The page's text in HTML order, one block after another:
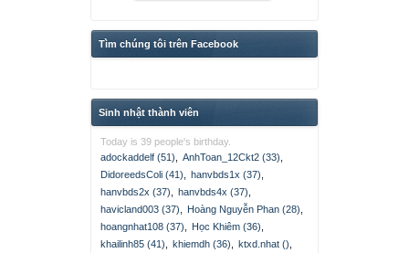
Tìm chúng tôi trên Facebook
Sinh nhật thành viên
Today is 39 people's birthday.
adockaddelf (51)
AnhToan_12Ckt2 (33)
DidoreedsColi (41)
hanvbds1x (37)
hanvbds2x (37)
hanvbds4x (37)
havicland003 (37)
Hoàng Nguyễn Phan (28)
hoangnhat108 (37)
Học Khiêm (36)
khailinh85 (41)
khiemdh (36) ktxd.nhat ()